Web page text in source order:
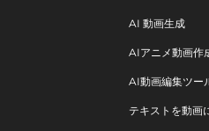
AI 動画生成
AIアニメ動画作
AI動画編集ツー
テキストを動画